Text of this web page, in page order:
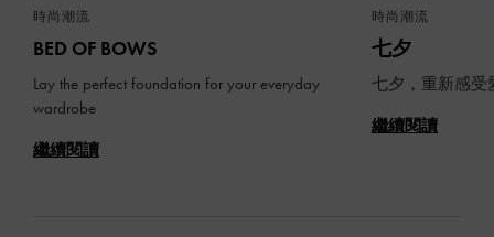
時尚潮流
BED OF BOWS
Lay the perfect foundation for your everyday
wardrobe
繼續閱讀
時尚潮流
七夕
七夕，重新感受
繼續閱讀